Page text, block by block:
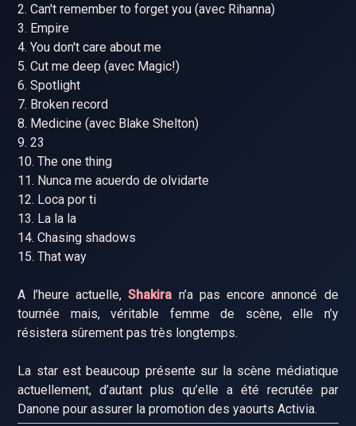
2. Can't remember to forget you (avec Rihanna)
3. Empire
4. You don't care about me
5. Cut me deep (avec Magic!)
6. Spotlight
7. Broken record
8. Medicine (avec Blake Shelton)
9. 23
10. The one thing
11. Nunca me acuerdo de olvidarte
12. Loca por ti
13. La la la
14. Chasing shadows
15. That way
A l’heure actuelle,Shakira n’a pas encore annoncé de
tournée mais, véritable femme de scène, elle n’y
résistera sûrement pas très longtemps.
La star est beaucoup présente sur la scène médiatique
actuellement, d’autant plus qu’elle a été recrutée par
Danone pour assurer la promotion des yaourts Activia.